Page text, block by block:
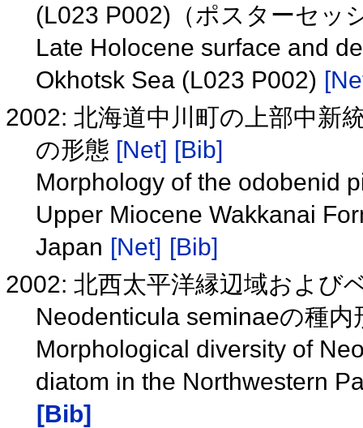
(L023 P002)（ポスターセッ
Late Holocene surface and
Okhotsk Sea (L023 P002)
2002: 北海道中川町の上部中新
の形態 [Net] [Bib]
Morphology of the odobenid
Upper Miocene Wakkanai
Japan [Net] [Bib]
2002: 北西太平洋縁辺域および
Neodenticula seminaeの種
Morphological diversity of
diatom in the Northwestern
[Bib]